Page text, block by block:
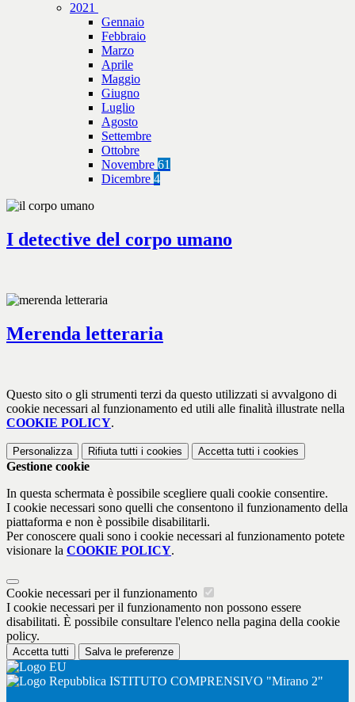
2021
Gennaio
Febbraio
Marzo
Aprile
Maggio
Giugno
Luglio
Agosto
Settembre
Ottobre
Novembre 61
Dicembre 4
I detective del corpo umano
Merenda letteraria
Questo sito o gli strumenti terzi da questo utilizzati si avvalgono di
cookie necessari al funzionamento ed utili alle finalità illustrate nella
COOKIE POLICY.
Personalizza Rifiuta tutti i cookies Accetta tutti i cookies
Gestione cookie
In questa schermata è possibile scegliere quali cookie consentire.
I cookie necessari sono quelli che consentono il funzionamento della
piattaforma e non è possibile disabilitarli.
Per conoscere quali sono i cookie necessari al funzionamento potete
visionare la COOKIE POLICY.
Cookie necessari per il funzionamento
I cookie necessari per il funzionamento non possono essere
disabilitati. È possibile consultare l'elenco nella pagina della cookie
policy.
Accetta tutti Salva le preferenze
ISTITUTO COMPRENSIVO "Mirano 2"